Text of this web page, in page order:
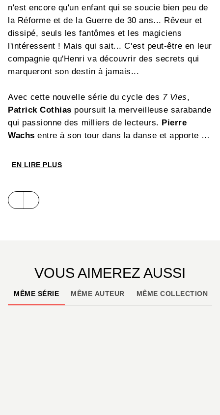
n'est encore qu'un enfant qui se soucie bien peu de
la Réforme et de la Guerre de 30 ans... Rêveur et
dissipé, seuls les fantômes et les magiciens
l'intéressent ! Mais qui sait... C'est peut-être en leur
compagnie qu'Henri va découvrir des secrets qui
marqueront son destin à jamais...
Avec cette nouvelle série du cycle des 7 Vies,
Patrick Cothias poursuit la merveilleuse sarabande
qui passionne des milliers de lecteurs. Pierre
Wachs entre à son tour dans la danse et apporte au
Attention ! Ici commence un fabuleux spectacle...
EN LIRE PLUS
VOUS AIMEREZ AUSSI
MÊME SÉRIE MÊME AUTEUR MÊME COLLECTION